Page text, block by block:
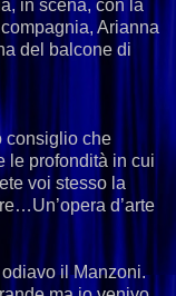
in scena, con la
Arianna
del balcone di
consiglio che
le profondità in cui
voi stesso la
d’arte
il Manzoni.